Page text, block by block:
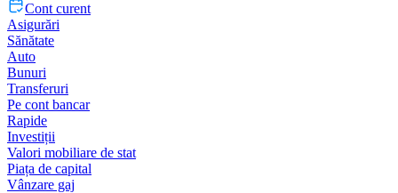
Cont curent
Asigurări
Sănătate
Auto
Bunuri
Transferuri
Pe cont bancar
Rapide
Investiții
Valori mobiliare de stat
Piața de capital
Vânzare gaj